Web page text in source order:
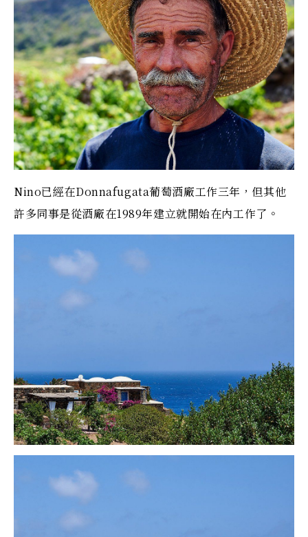
Nino已經在Donnafugata葡萄酒廠工作三年，但其他
許多同事是從酒廠在1989年建立就開始在內工作了。